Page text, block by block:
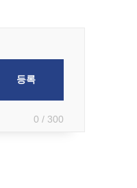
0 / 300